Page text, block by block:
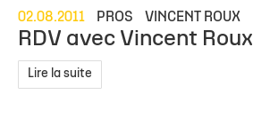
02.08.2011 PROS VINCENT ROUX
RDV avec Vincent Roux
Lire la suite